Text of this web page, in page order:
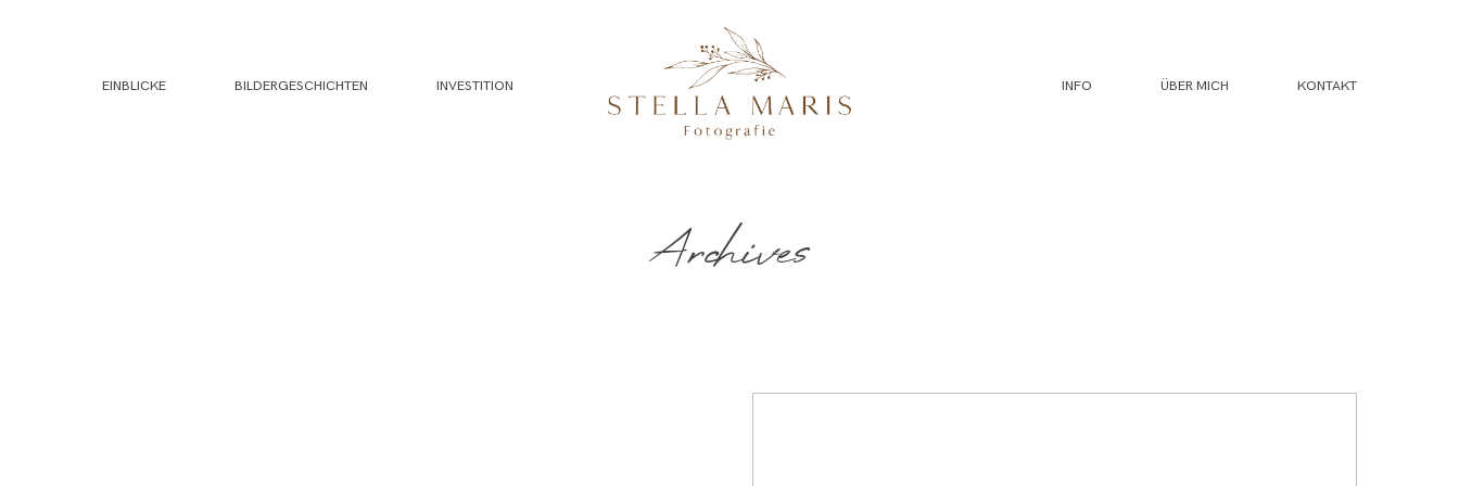
EINBLICKE BILDERGESCHICHTEN INVESTITION INFO ÜBER MICH KONTAKT
Archives